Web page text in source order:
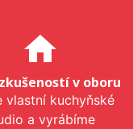
home
v oboru
vlastní kuchyňské
a vyrábíme